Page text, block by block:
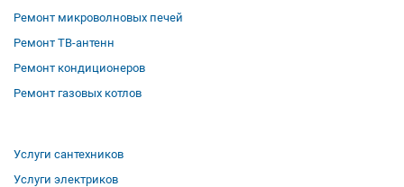
Ремонт микроволновых печей
Ремонт ТВ-антенн
Ремонт кондиционеров
Ремонт газовых котлов
Услуги сантехников
Услуги электриков